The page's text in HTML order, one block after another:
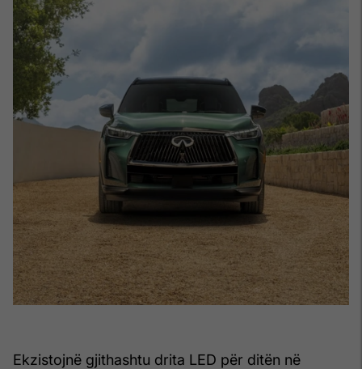
Ekzistojnë gjithashtu drita LED për ditën në